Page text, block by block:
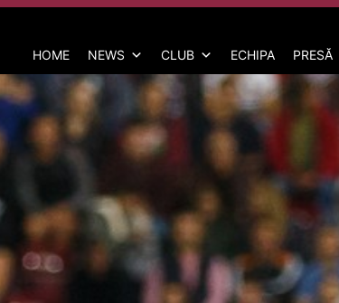
HOME NEWS CLUB ECHIPA PRESĂ